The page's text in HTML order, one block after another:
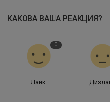
КАКОВА ВАША РЕАКЦИЯ?
0
Лайк